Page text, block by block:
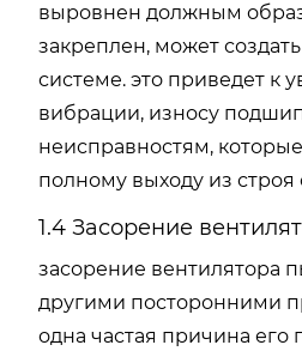
выровнен должным
закреплен, может
системе. это приведет к
вибрации, износу
неисправностям,
полному выходу из
1.4 Засорение
засорение вентилятора
другими посторонними
одна частая причина его